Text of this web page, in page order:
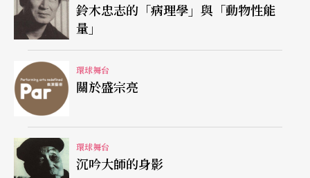
安德生的故事基本上是她對當代文化和社會動態的
觀察和反省。這些故事有些幽默惹人笑，有些深富
情感，有些則冷冷地諷笑她身旁的人事。其中一個
敘述她在賓州艾米許人（Amish）的家庭中寄住的
經驗，艾米許族群不接受現代文明科技，仍舊盡力
維持其祖先於十八世紀初期到達美國賓州以來的生
活方式，步調之緩慢，成爲安德生描寫的對象。她
鈴木忠志的「病理學」與「動物性能
量」
環球舞台
關於盛宗亮
環球舞台
沉吟大師的身影